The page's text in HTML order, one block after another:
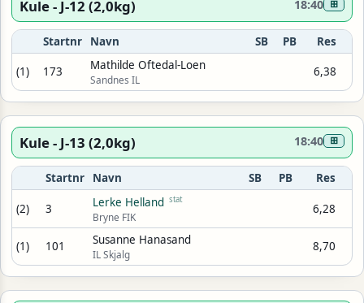
Kule - J-12 (2,0kg) 18:40 ⊞
Startnr Navn SB PB Res
(1) 173 Mathilde Oftedal-Loen
Sandnes IL
6,38
Kule - J-13 (2,0kg) 18:40 ⊞
Startnr Navn SB PB Res
(2) 3 Lerke Helland stat
Bryne FIK
6,28
(1) 101 Susanne Hanasand
IL Skjalg
8,70